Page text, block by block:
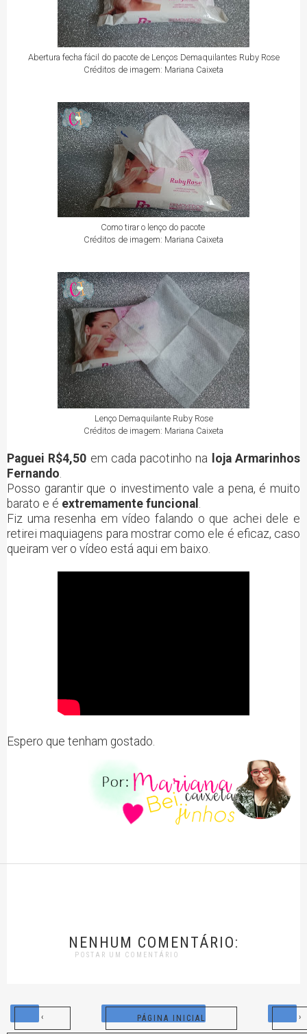
Abertura fecha fácil do pacote de Lenços Demaquilantes Ruby Rose
Créditos de imagem: Mariana Caixeta
Como tirar o lenço do pacote
Créditos de imagem: Mariana Caixeta
Lenço Demaquilante Ruby Rose
Créditos de imagem: Mariana Caixeta
Paguei R$4,50 em cada pacotinho na
loja Armarinhos
Fernando.
Posso garantir que o investimento vale a pena, é muito
barato e é extremamente funcional .
Fiz uma resenha em vídeo falando o que achei dele e
retirei maquiagens para mostrar como ele é eficaz, caso
queiram ver o vídeo está aqui em baixo.
Espero que tenham gostado.
NENHUM COMENTÁRIO:
POSTAR UM COMENTÁRIO
‹ ›
PÁGINA INICIAL